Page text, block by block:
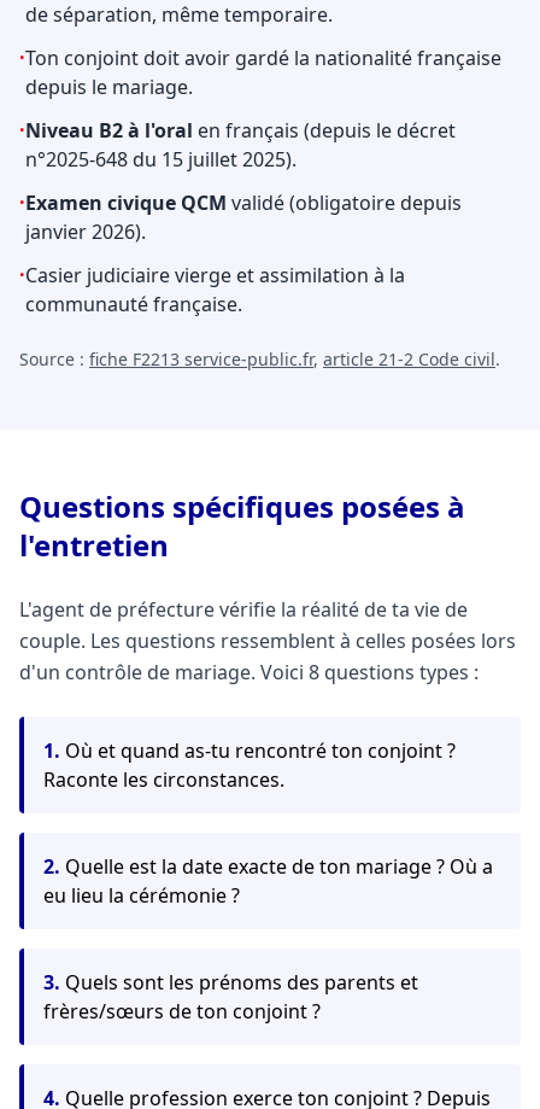
de séparation, même temporaire.
·Ton conjoint doit avoir gardé la nationalité française
depuis le mariage.
·Niveau B2 à l'oral en français (depuis le décret
n°2025-648 du 15 juillet 2025).
·Examen civique QCM validé (obligatoire depuis
janvier 2026).
·Casier judiciaire vierge et assimilation à la
communauté française.
Source : fiche F2213 service-public.fr, article 21-2 Code civil.
Questions spécifiques posées à
l'entretien
L'agent de préfecture vérifie la réalité de ta vie de
couple. Les questions ressemblent à celles posées lors
d'un contrôle de mariage. Voici 8 questions types :
1. Où et quand as-tu rencontré ton conjoint ?
Raconte les circonstances.
2. Quelle est la date exacte de ton mariage ? Où a
eu lieu la cérémonie ?
3. Quels sont les prénoms des parents et
frères/sœurs de ton conjoint ?
4. Quelle profession exerce ton conjoint ? Depuis